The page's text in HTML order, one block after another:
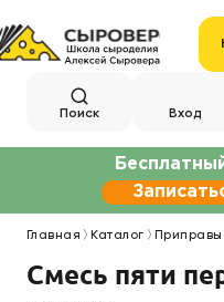
Поиск Вход
Главная Каталог
Смесь пяти